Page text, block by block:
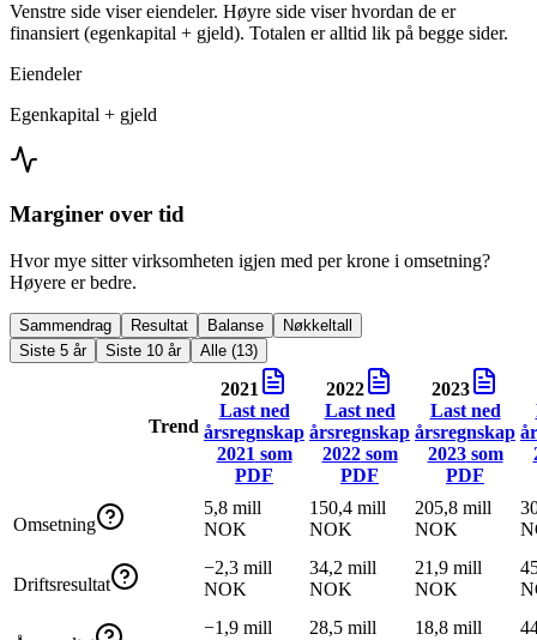
Venstre side viser eiendeler. Høyre side viser hvordan de er
finansiert (egenkapital + gjeld). Totalen er alltid lik på begge sider.
Eiendeler
Egenkapital + gjeld
Marginer over tid
Hvor mye sitter virksomheten igjen med per krone i omsetning?
Høyere er bedre.
Sammendrag Resultat Balanse
Nøkkeltall
Siste 5 år
Siste 10 år Alle (13)
Trend
2021
Last ned
årsregnskap
2021 som
PDF
2022
Last ned
årsregnskap
2022som
PDF
2023
Last ned
årsregnskap
2023som
PDF
Omsetning
5,8 mill
NOK
150,4 mill
NOK
205,8 mill
NOK
Driftsresultat
−2,3 mill
NOK
34,2 mill
NOK
21,9 mill
NOK
−1,9 mill
28,5 mill
18,8 mill